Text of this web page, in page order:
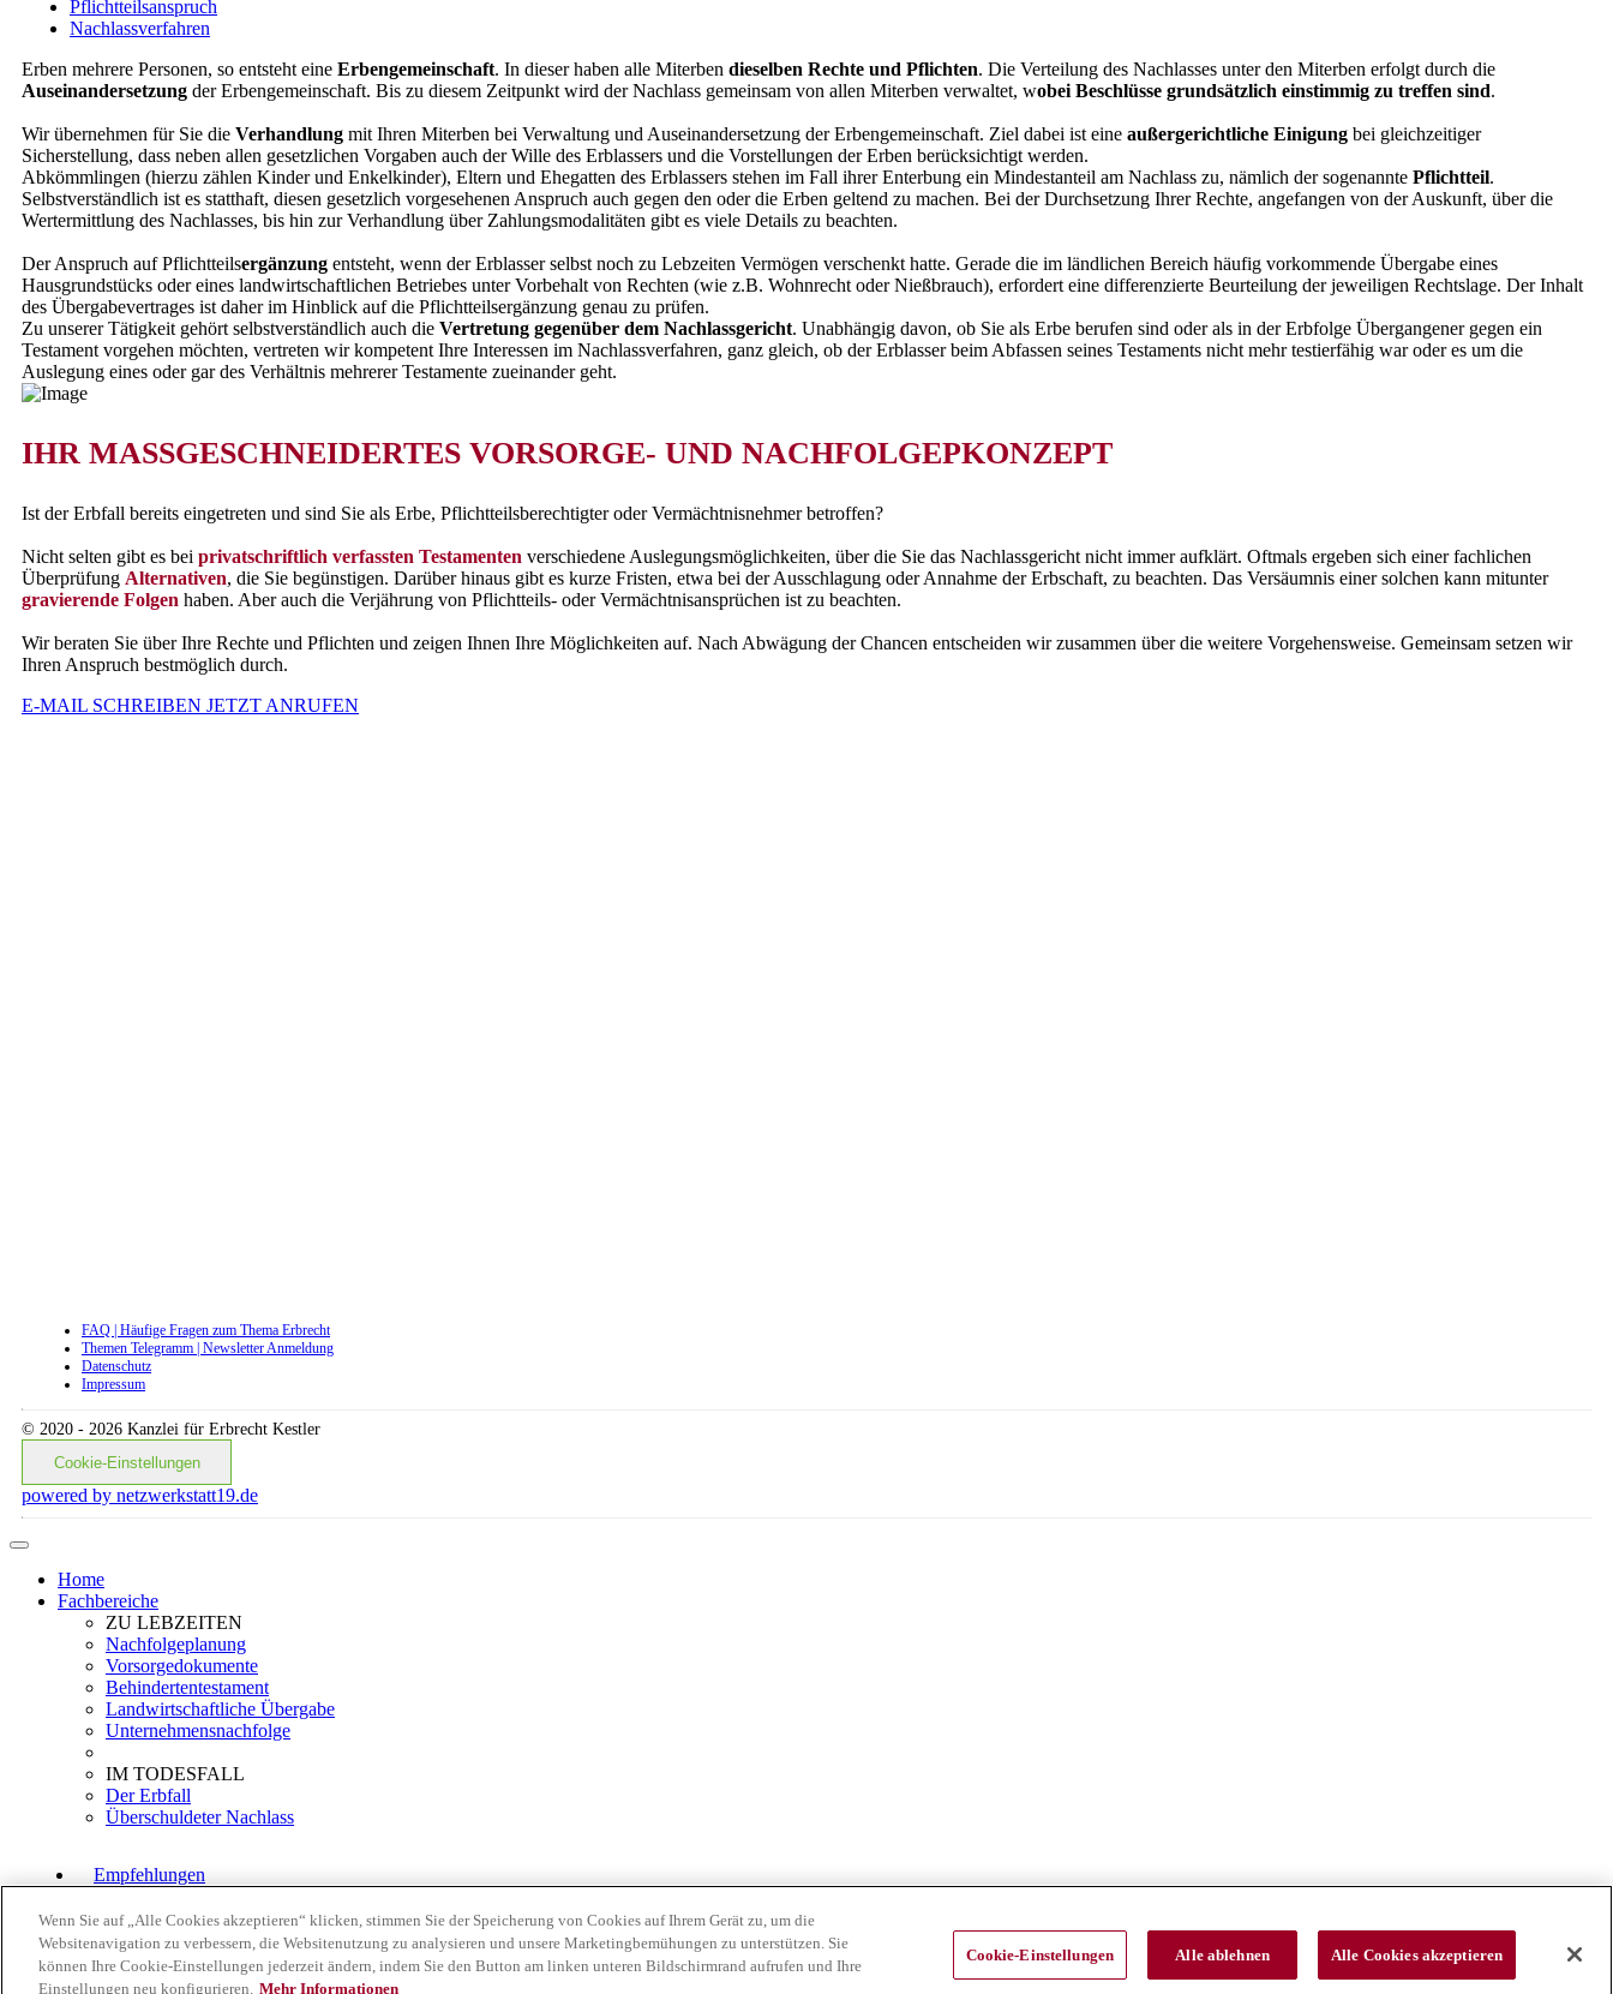
Pflichtteilsanspruch
Nachlassverfahren
Erben mehrere Personen, so entsteht eine Erbengemeinschaft. In dieser haben alle Miterben dieselben Rechte und Pflichten. Die Verteilung des Nachlasses unter den Miterben erfolgt durch die
Auseinandersetzung der Erbengemeinschaft. Bis zu diesem Zeitpunkt wird der Nachlass gemeinsam von allen Miterben verwaltet, wobei Beschlüsse grundsätzlich einstimmig zu treffen sind.
Wir übernehmen für Sie die Verhandlung mit Ihren Miterben bei Verwaltung und Auseinandersetzung der Erbengemeinschaft. Ziel dabei ist eine außergerichtliche Einigung bei gleichzeitiger
Sicherstellung, dass neben allen gesetzlichen Vorgaben auch der Wille des Erblassers und die Vorstellungen der Erben berücksichtigt werden.
Abkömmlingen (hierzu zählen Kinder und Enkelkinder), Eltern und Ehegatten des Erblassers stehen im Fall ihrer Enterbung ein Mindestanteil am Nachlass zu, nämlich der sogenannte Pflichtteil.
Selbstverständlich ist es statthaft, diesen gesetzlich vorgesehenen Anspruch auch gegen den oder die Erben geltend zu machen. Bei der Durchsetzung Ihrer Rechte, angefangen von der Auskunft, über die
Wertermittlung des Nachlasses, bis hin zur Verhandlung über Zahlungsmodalitäten gibt es viele Details zu beachten.
Der Anspruch auf Pflichtteilsergänzung entsteht, wenn der Erblasser selbst noch zu Lebzeiten Vermögen verschenkt hatte. Gerade die im ländlichen Bereich häufig vorkommende Übergabe eines
Hausgrundstücks oder eines landwirtschaftlichen Betriebes unter Vorbehalt von Rechten (wie z.B. Wohnrecht oder Nießbrauch), erfordert eine differenzierte Beurteilung der jeweiligen Rechtslage. Der Inhalt
des Übergabevertrages ist daher im Hinblick auf die Pflichtteilsergänzung genau zu prüfen.
Zu unserer Tätigkeit gehört selbstverständlich auch die Vertretung gegenüber dem Nachlassgericht. Unabhängig davon, ob Sie als Erbe berufen sind oder als in der Erbfolge Übergangener gegen ein
Testament vorgehen möchten, vertreten wir kompetent Ihre Interessen im Nachlassverfahren, ganz gleich, ob der Erblasser beim Abfassen seines Testaments nicht mehr testierfähig war oder es um die
Auslegung eines oder gar des Verhältnis mehrerer Testamente zueinander geht.
IHR MASSGESCHNEIDERTES VORSORGE- UND NACHFOLGEPKONZEPT
Ist der Erbfall bereits eingetreten und sind Sie als Erbe, Pflichtteilsberechtigter oder Vermächtnisnehmer betroffen?
Nicht selten gibt es bei privatschriftlich verfassten Testamenten verschiedene Auslegungsmöglichkeiten, über die Sie das Nachlassgericht nicht immer aufklärt. Oftmals ergeben sich einer fachlichen
Überprüfung Alternativen, die Sie begünstigen. Darüber hinaus gibt es kurze Fristen, etwa bei der Ausschlagung oder Annahme der Erbschaft, zu beachten. Das Versäumnis einer solchen kann mitunter
gravierende Folgen haben. Aber auch die Verjährung von Pflichtteils- oder Vermächtnisansprüchen ist zu beachten.
Wir beraten Sie über Ihre Rechte und Pflichten und zeigen Ihnen Ihre Möglichkeiten auf. Nach Abwägung der Chancen entscheiden wir zusammen über die weitere Vorgehensweise. Gemeinsam setzen wir
Ihren Anspruch bestmöglich durch.
E-MAIL SCHREIBEN JETZT ANRUFEN
FAQ | Häufige Fragen zum Thema Erbrecht
Themen Telegramm | Newsletter Anmeldung
Datenschutz
Impressum
© 2020 - 2026 Kanzlei für Erbrecht Kestler
Cookie-Einstellungen
powered by netzwerkstatt19.de
Home
Fachbereiche
ZU LEBZEITEN
Nachfolgeplanung
Vorsorgedokumente
Behindertentestament
Landwirtschaftliche Übergabe
Unternehmensnachfolge
IM TODESFALL
Der Erbfall
Überschuldeter Nachlass
Empfehlungen
Vorträge
Über Uns
Kontakt / Standort
Wenn Sie auf „Alle Cookies akzeptieren“ klicken, stimmen Sie der Speicherung von Cookies auf Ihrem Gerät zu, um die
Websitenavigation zu verbessern, die Websitenutzung zu analysieren und unsere Marketingbemühungen zu unterstützen. Sie
können Ihre Cookie-Einstellungen jederzeit ändern, indem Sie den Button am linken unteren Bildschirmrand aufrufen und Ihre
Einstellungen neu konfigurieren. Mehr Informationen
Cookie-Einstellungen Alle ablehnen Alle Cookies akzeptieren